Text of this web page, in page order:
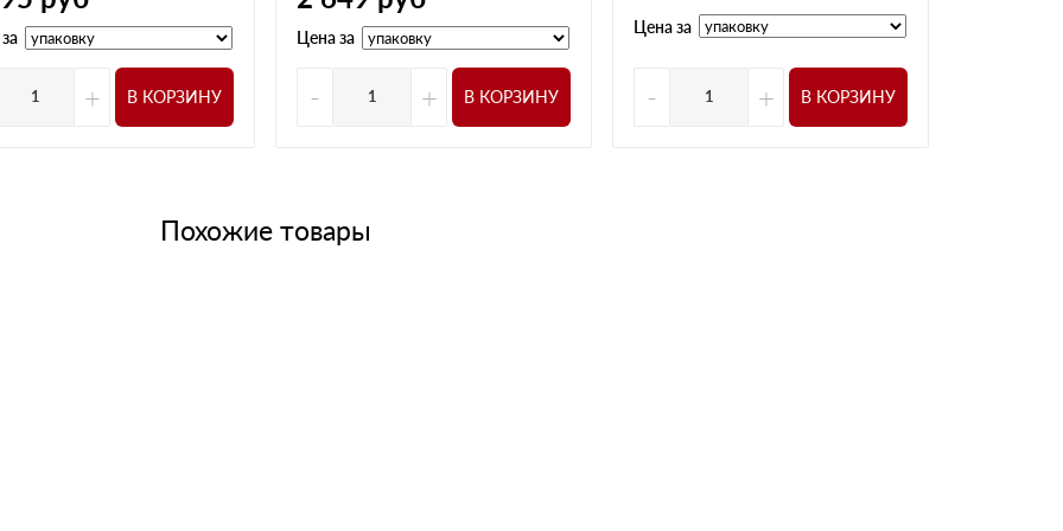
22 апреля 2025
какой вариант лучше подойдет под наш
а главное быстро
Привезли всё вовремя, упаковка нормальная,
Удобно, что всегда можно быстро связаться с
+ В КОРЗИНУ
Цена за
- + В КОРЗИНУ
Цена за
- + В КОРЗИНУ
Похожие товары